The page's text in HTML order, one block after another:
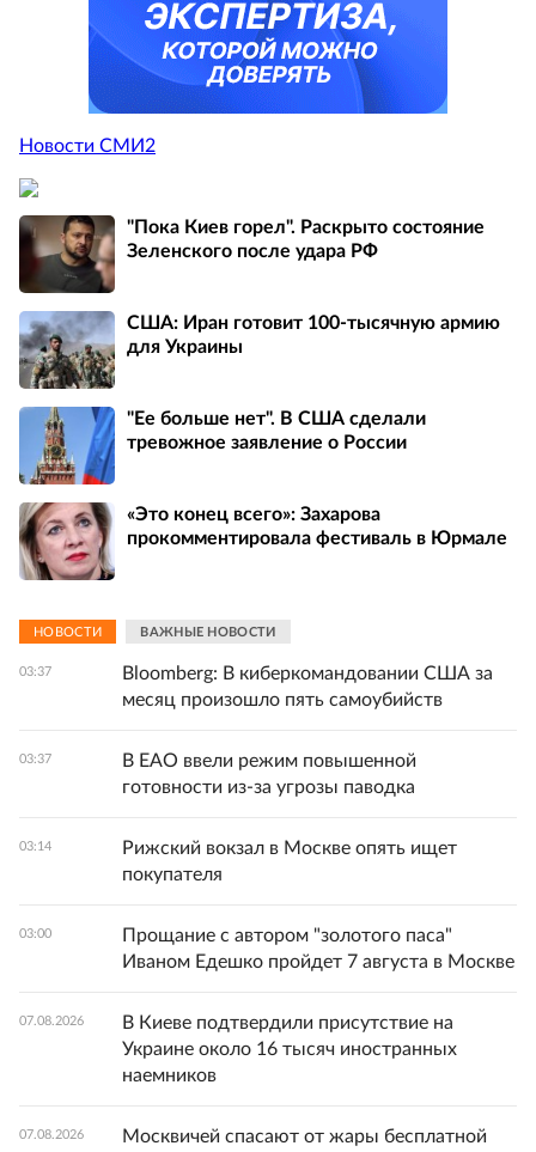
Новости СМИ2
"Пока Киев горел". Раскрыто состояние
Зеленского после удара РФ
США: Иран готовит 100-тысячную армию
для Украины
"Ее больше нет". В США сделали
тревожное заявление о России
«Это конец всего»: Захарова
прокомментировала фестиваль в Юрмале
НОВОСТИ ВАЖНЫЕ НОВОСТИ
03:37
Bloomberg: В киберкомандовании США за
месяц произошло пять самоубийств
03:37
В ЕАО ввели режим повышенной
готовности из-за угрозы паводка
03:14
Рижский вокзал в Москве опять ищет
покупателя
03:00
Прощание с автором "золотого паса"
Иваном Едешко пройдет 7 августа в Москве
07.08.2026
В Киеве подтвердили присутствие на
Украине около 16 тысяч иностранных
наемников
07.08.2026
Москвичей спасают от жары бесплатной